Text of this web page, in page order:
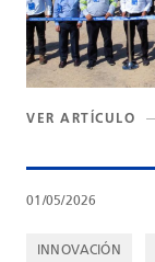
VER ARTÍCULO
01/05/2026
INNOVACIÓN